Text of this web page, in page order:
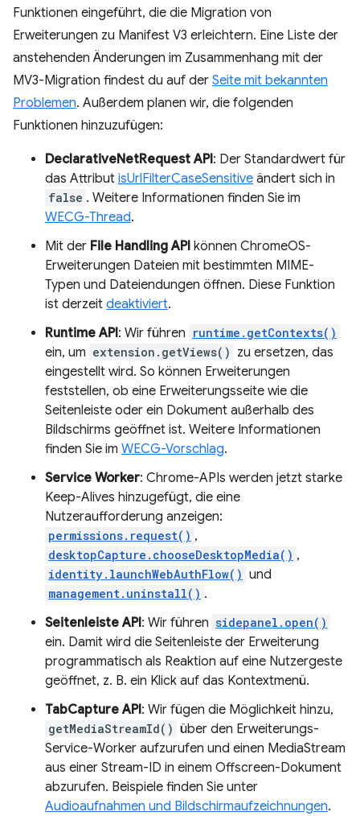
Funktionen eingeführt, die die Migration von
Erweiterungen zu Manifest V3 erleichtern. Eine Liste der
anstehenden Änderungen im Zusammenhang mit der
MV3-Migration findest du auf der Seite mit bekannten
Problemen. Außerdem planen wir, die folgenden
Funktionen hinzuzufügen:
DeclarativeNetRequest API: Der Standardwert für
das Attribut isUrlFilterCaseSensitive ändert sich in
false . Weitere Informationen finden Sie im
WECG-Thread.
Mit der File Handling API können ChromeOS-
Erweiterungen Dateien mit bestimmten MIME-
Typen und Dateiendungen öffnen. Diese Funktion
ist derzeit deaktiviert.
Runtime API: Wir führen runtime.getContexts()
ein, um extension.getViews() zu ersetzen, das
eingestellt wird. So können Erweiterungen
feststellen, ob eine Erweiterungsseite wie die
Seitenleiste oder ein Dokument außerhalb des
Bildschirms geöffnet ist. Weitere Informationen
finden Sie im WECG-Vorschlag.
Service Worker: Chrome-APIs werden jetzt starke
Keep-Alives hinzugefügt, die eine
Nutzeraufforderung anzeigen:
permissions.request() ,
desktopCapture.chooseDesktopMedia() ,
identity.launchWebAuthFlow() und
management.uninstall() .
Seitenleiste API: Wir führen sidepanel.open()
ein. Damit wird die Seitenleiste der Erweiterung
programmatisch als Reaktion auf eine Nutzergeste
geöffnet, z. B. ein Klick auf das Kontextmenü.
TabCapture API: Wir fügen die Möglichkeit hinzu,
getMediaStreamId() über den Erweiterungs-
Service-Worker aufzurufen und einen MediaStream
aus einer Stream-ID in einem Offscreen-Dokument
abzurufen. Beispiele finden Sie unter
Audioaufnahmen und Bildschirmaufzeichnungen.